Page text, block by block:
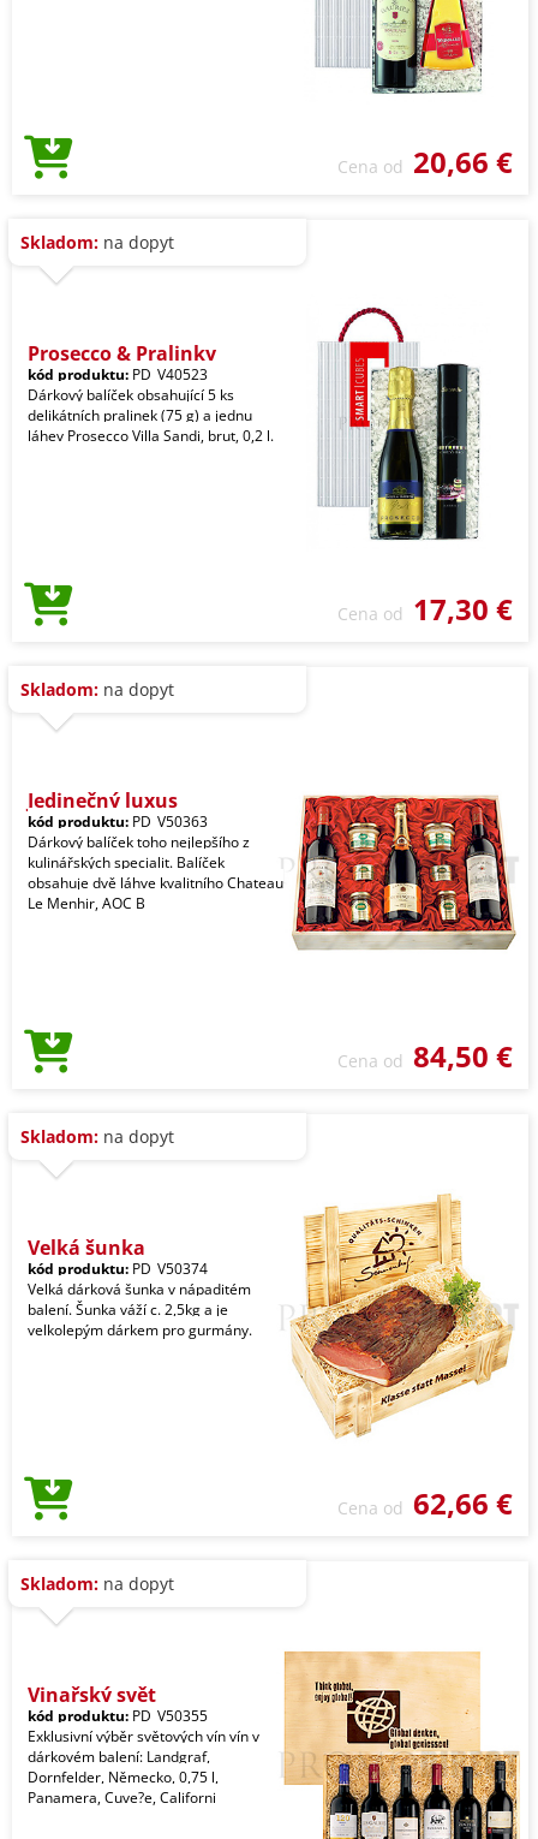
Cena od 20,66 €
Skladom: na dopyt
Prosecco & Pralinky
kód produktu: PD_V40523
Dárkový balíček obsahující 5 ks
delikátních pralinek (75 g) a jednu
láhev Prosecco Villa Sandi, brut, 0,2 l.
Cena od 17,30 €
Skladom: na dopyt
Jedinečný luxus
kód produktu: PD_V50363
Dárkový balíček toho nejlepšího z
kulinářských specialit. Balíček
obsahuje dvě láhve kvalitního Chateau
Le Menhir, AOC B
Cena od 84,50 €
Skladom: na dopyt
Velká šunka
kód produktu: PD_V50374
Velká dárková šunka v nápaditém
balení. Šunka váží c. 2,5kg a je
velkolepým dárkem pro gurmány.
Cena od 62,66 €
Skladom: na dopyt
Vinařský svět
kód produktu: PD_V50355
Exklusivní výběr světových vín vín v
dárkovém balení: Landgraf,
Dornfelder, Německo, 0,75 l,
Panamera, Cuve?e, Californi